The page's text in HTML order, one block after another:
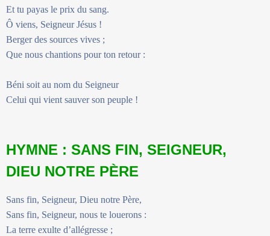
Et tu payas le prix du sang.
Ô viens, Seigneur Jésus !
Berger des sources vives ;
Que nous chantions pour ton retour :
Béni soit au nom du Seigneur
Celui qui vient sauver son peuple !
HYMNE : SANS FIN, SEIGNEUR,
DIEU NOTRE PÈRE
Sans fin, Seigneur, Dieu notre Père,
Sans fin, Seigneur, nous te louerons :
La terre exulte d’allégresse ;